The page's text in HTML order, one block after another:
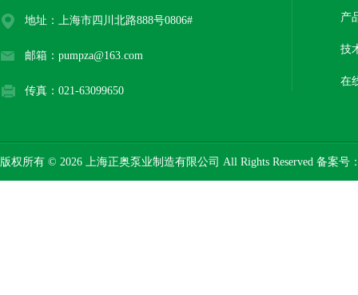
地址：上海市四川北路888号0806#
邮箱：pumpza@163.com
传真：021-63099650
产
技
在
版权所有 © 2026 上海正奥泵业制造有限公司 All Rights Reserved 备案号